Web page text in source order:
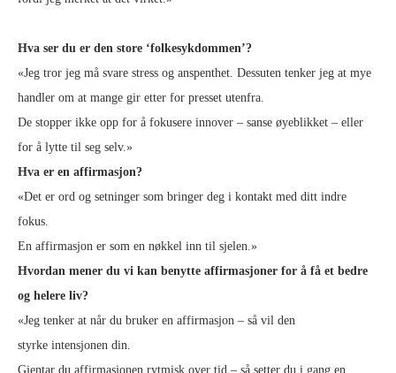
Hva ser du er den store ‘folkesykdommen’?
«Jeg tror jeg må svare stress og anspenthet. Dessuten tenker jeg at mye
handler om at mange gir etter for presset utenfra.
De stopper ikke opp for å fokusere innover – sanse øyeblikket – eller
for å lytte til seg selv.»
Hva er en affirmasjon?
«Det er ord og setninger som bringer deg i kontakt med ditt indre
fokus.
En affirmasjon er som en nøkkel inn til sjelen.»
Hvordan mener du vi kan benytte affirmasjoner for å få et bedre
og helere liv?
«Jeg tenker at når du bruker en affirmasjon – så vil den
styrke intensjonen din.
Gjentar du affirmasjonen rytmisk over tid – så setter du i gang en